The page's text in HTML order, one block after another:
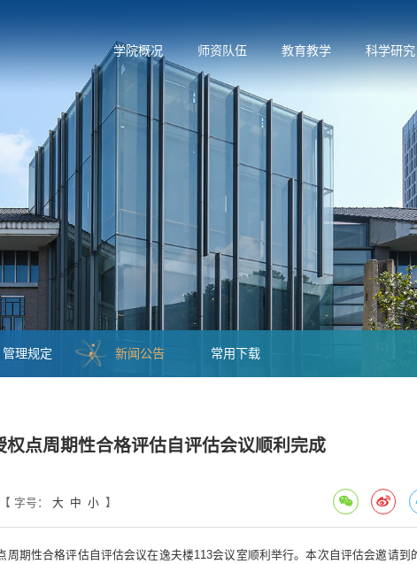
学院概况 师资队伍 教育教学 科学研究
管理规定 新闻公告 常用下载
点周期性合格评估自评估会议顺利完成
【 字号： 大 中 小 】
期性合格评估自评估会议在逸夫楼113会议室顺利举行。本次自评估会邀请到